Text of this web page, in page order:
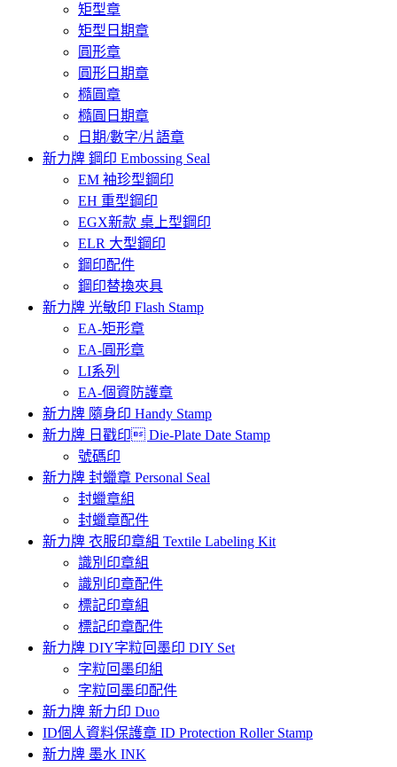
矩型章
矩型日期章
圓形章
圓形日期章
橢圓章
橢圓日期章
日期/數字/片語章
新力牌 鋼印 Embossing Seal
EM 袖珍型鋼印
EH 重型鋼印
EGX新款 桌上型鋼印
ELR 大型鋼印
鋼印配件
鋼印替換夾具
新力牌 光敏印 Flash Stamp
EA-矩形章
EA-圓形章
LI系列
EA-個資防護章
新力牌 隨身印 Handy Stamp
新力牌 日戳印 Die-Plate Date Stamp
號碼印
新力牌 封蠟章 Personal Seal
封蠟章組
封蠟章配件
新力牌 衣服印章組 Textile Labeling Kit
識別印章組
識別印章配件
標記印章組
標記印章配件
新力牌 DIY字粒回墨印 DIY Set
字粒回墨印組
字粒回墨印配件
新力牌 新力印 Duo
ID個人資料保護章 ID Protection Roller Stamp
新力牌 墨水 INK